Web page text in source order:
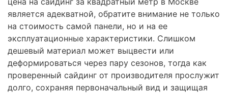
является адекватной, обратите внимание не только
на стоимость самой панели, но и на ее
эксплуатационные характеристики. Слишком
дешевый материал может выцвести или
деформироваться через пару сезонов, тогда как
проверенный сайдинг от производителя прослужит
долго, сохраняя первоначальный вид и защищая